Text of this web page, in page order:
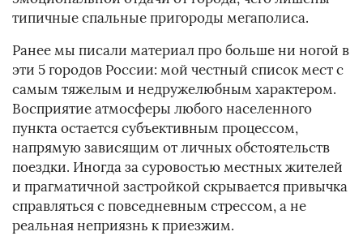
типичные спальные пригороды мегаполиса.
Ранее мы писали материал про больше ни ногой в
эти 5 городов России: мой честный список мест с
самым тяжелым и недружелюбным характером.
Восприятие атмосферы любого населенного
пункта остается субъективным процессом,
напрямую зависящим от личных обстоятельств
поездки. Иногда за суровостью местных жителей
и прагматичной застройкой скрывается привычка
справляться с повседневным стрессом, а не
реальная неприязнь к приезжим.